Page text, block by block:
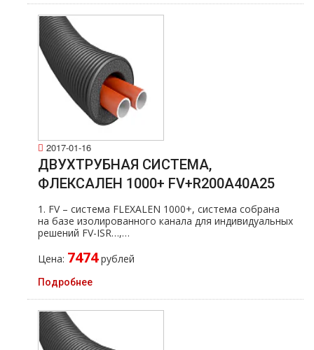
2017-01-16
ДВУХТРУБНАЯ СИСТЕМА,
ФЛЕКСАЛЕН 1000+ FV+R200A40A25
1. FV – система FLEXALEN 1000+, система собрана
на базе изолированного канала для индивидуальных
решений FV-ISR…,…
Цена: 7474рублей
Подробнее